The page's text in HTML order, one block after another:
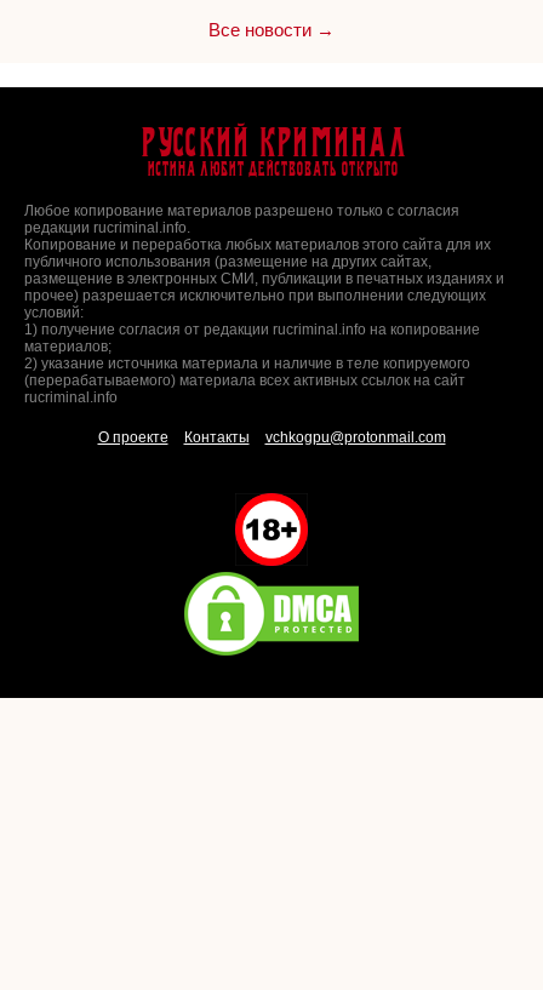
Все новости →
Русский Криминал
Истина любит действовать открыто
Любое копирование материалов разрешено только с согласия
редакции rucriminal.info.
Копирование и переработка любых материалов этого сайта для их
публичного использования (размещение на других сайтах,
размещение в электронных СМИ, публикации в печатных изданиях и
прочее) разрешается исключительно при выполнении следующих
условий:
1) получение согласия от редакции rucriminal.info на копирование
материалов;
2) указание источника материала и наличие в теле копируемого
(перерабатываемого) материала всех активных ссылок на сайт
rucriminal.info
О проекте Контакты vchkogpu@protonmail.com